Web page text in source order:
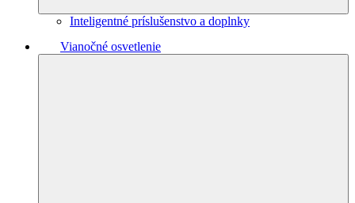
Inteligentné príslušenstvo a doplnky
Vianočné osvetlenie